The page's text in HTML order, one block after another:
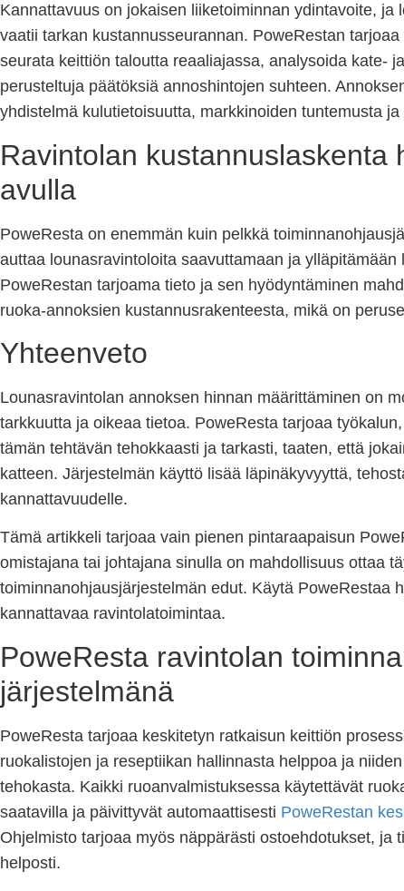
Kannattavuus on jokaisen liiketoiminnan ydintavoite, ja
vaatii tarkan kustannusseurannan. PoweRestan
seurata keittiön taloutta reaaliajassa, analysoida kate-
perusteltuja päätöksiä annoshintojen suhteen.
yhdistelmä kulutietoisuutta, markkinoiden tuntemusta
Ravintolan kustannuslaskenta
avulla
PoweResta on enemmän kuin pelkkä
auttaa lounasravintoloita saavuttamaan ja
PoweRestan tarjoama tieto ja sen hyödyntäminen
ruoka-annoksien kustannusrakenteesta, mikä on
Yhteenveto
Lounasravintolan annoksen hinnan määrittäminen on
tarkkuutta ja oikeaa tietoa. PoweResta tarjoaa
tämän tehtävän tehokkaasti ja tarkasti, taaten, että
katteen. Järjestelmän käyttö lisää läpinäkyvyyttä,
kannattavuudelle.
Tämä artikkeli tarjoaa vain pienen pintaraapaisun
omistajana tai johtajana sinulla on mahdollisuus ottaa
toiminnanohjausjärjestelmän edut. Käytä PoweRestaa
kannattavaa ravintolatoimintaa.
PoweResta ravintolan
järjestelmänä
PoweResta tarjoaa keskitetyn ratkaisun keittiön
ruokalistojen ja reseptiikan hallinnasta helppoa ja
tehokasta. Kaikki ruoanvalmistuksessa käytettävät
saatavilla ja päivittyvät automaattisesti PoweRestan
Ohjelmisto tarjoaa myös näppärästi ostoehdotukset, ja
helposti.